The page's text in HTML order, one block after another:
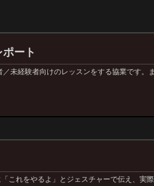
ート
未経験者向けのレッスンをする協業です。
これをやるよ」とジェスチャーで伝え、実